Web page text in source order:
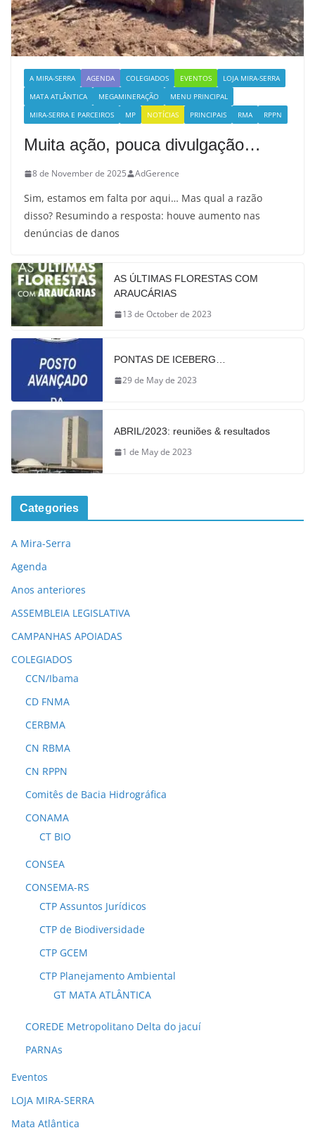
A MIRA-SERRA AGENDA COLEGIADOS EVENTOS
LOJA MIRA-SERRA
MATA ATLÂNTICA
MEGAMINERAÇÃO
MENU PRINCIPAL
MIRA-SERRA E PARCEIROS
MP NOTÍCIAS PRINCIPAIS RMA RPPN
Muita ação, pouca divulgação…
8 de November de 2025 AdGerence
Sim, estamos em falta por aqui… Mas qual a razão
disso? Resumindo a resposta: houve aumento nas
denúncias de danos
AS ÚLTIMAS FLORESTAS COM
ARAUCÁRIAS
13 de October de 2023
PONTAS DE ICEBERG…
29 de May de 2023
ABRIL/2023: reuniões & resultados
1 de May de 2023
Categories
A Mira-Serra
Agenda
Anos anteriores
ASSEMBLEIA LEGISLATIVA
CAMPANHAS APOIADAS
COLEGIADOS
CCN/Ibama
CD FNMA
CERBMA
CN RBMA
CN RPPN
Comitês de Bacia Hidrográfica
CONAMA
CT BIO
CONSEA
CONSEMA-RS
CTP Assuntos Jurídicos
CTP de Biodiversidade
CTP GCEM
CTP Planejamento Ambiental
GT MATA ATLÂNTICA
COREDE Metropolitano Delta do jacuí
PARNAs
Eventos
LOJA MIRA-SERRA
Mata Atlântica